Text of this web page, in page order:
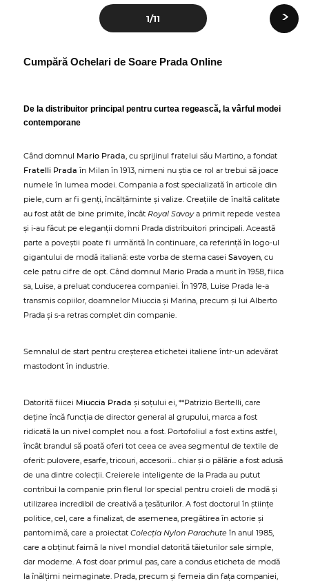
1/11 ›
Cumpără Ochelari de Soare Prada Online
De la distribuitor principal pentru curtea regească, la vârful modei
contemporane
Când domnul Mario Prada, cu sprijinul fratelui său Martino, a fondat
Fratelli Prada în Milan în 1913, nimeni nu știa ce rol ar trebui să joace
numele în lumea modei. Compania a fost specializată în articole din
piele, cum ar fi genți, încălțăminte și valize. Creațiile de înaltă calitate
au fost atât de bine primite, încât Royal Savoya primit repede vestea
și i-au făcut pe eleganții domni Prada distribuitori principali. Această
parte a poveștii poate fi urmărită în continuare, ca referință în logo-ul
gigantului de modă italiană: este vorba de stema casei Savoyen, cu
cele patru cifre de opt. Când domnul Mario Prada a murit în 1958, fiica
sa, Luise, a preluat conducerea companiei. În 1978, Luise Prada le-a
transmis copiilor, doamnelor Miuccia și Marina, precum și lui Alberto
Prada și s-a retras complet din companie.
Semnalul de start pentru creșterea etichetei italiene într-un adevărat
mastodont în industrie.
Datorită fiicei Miuccia Prada și soțului ei, **Patrizio Bertelli, care
deține încă funcția de director general al grupului, marca a fost
ridicată la un nivel complet nou. a fost. Portofoliul a fost extins astfel,
încât brandul să poată oferi tot ceea ce avea segmentul de textile de
oferit: pulovere, eșarfe, tricouri, accesorii... chiar și o pălărie a fost adusă
de una dintre colecții. Creierele inteligente de la Prada au putut
contribui la companie prin flerul lor special pentru croieli de modă și
utilizarea incredibil de creativă a țesăturilor. A fost doctorul în științe
politice, cel, care a finalizat, de asemenea, pregătirea în actorie și
pantomimă, care a proiectat Colecția Nylon Parachute în anul 1985,
care a obținut faimă la nivel mondial datorită tăieturilor sale simple,
dar moderne. A fost doar primul pas, care a condus eticheta de modă
la înălțimi neimaginate. Prada, precum și femeia din fața companiei,